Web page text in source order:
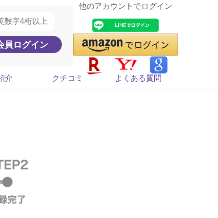
他のアカウントでログイン
介 クチコミ よくある質問